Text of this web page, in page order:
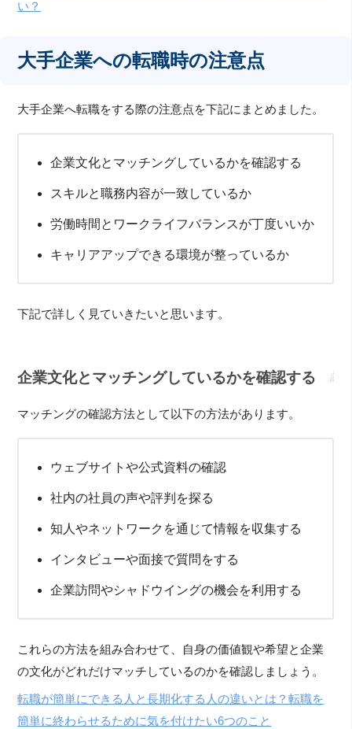
い？
大手企業への転職時の注意点
大手企業へ転職をする際の注意点を下記にまとめました。
企業文化とマッチングしているかを確認する
スキルと職務内容が一致しているか
労働時間とワークライフバランスが丁度いいか
キャリアアップできる環境が整っているか
下記で詳しく見ていきたいと思います。
企業文化とマッチングしているかを確認する
マッチングの確認方法として以下の方法があります。
ウェブサイトや公式資料の確認
社内の社員の声や評判を探る
知人やネットワークを通じて情報を収集する
インタビューや面接で質問をする
企業訪問やシャドウイングの機会を利用する
これらの方法を組み合わせて、自身の価値観や希望と企業
の文化がどれだけマッチしているのかを確認しましょう。
転職が簡単にできる人と長期化する人の違いとは？転職を
簡単に終わらせるために気を付けたい6つのこと